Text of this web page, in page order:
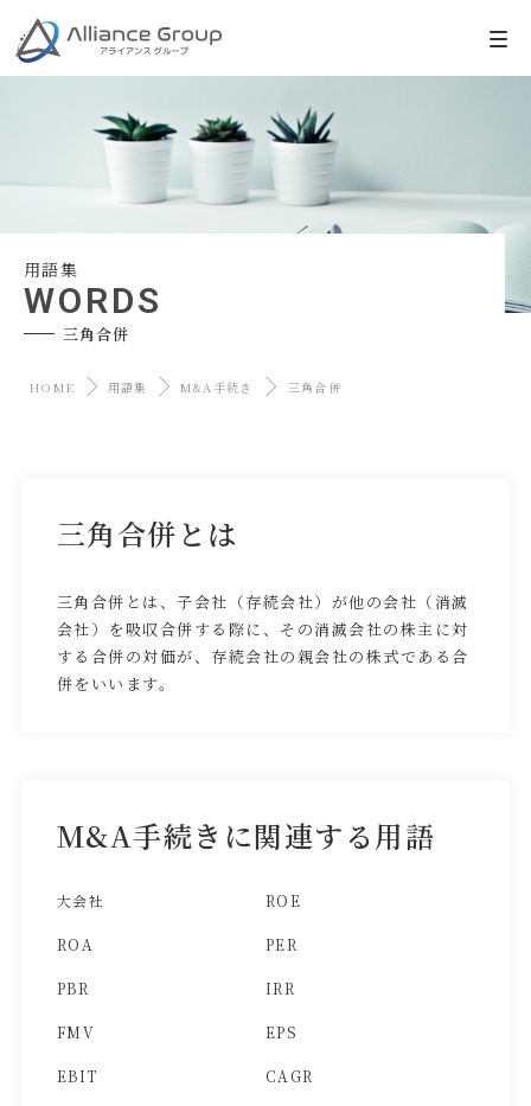
用語集
WORDS
三角合併
HOME 用語集 M&A手続き 三角合併
三角合併とは
三角合併とは、子会社（存続会社）が他の会社（消滅
会社）を吸収合併する際に、その消滅会社の株主に対
する合併の対価が、存続会社の親会社の株式である合
併をいいます。
M&A手続きに関連する用語
大会社 ROE
ROA PER
PBR IRR
FMV EPS
EBIT CAGR